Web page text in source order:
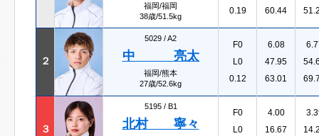
福岡/福岡
38歳/51.5kg
0.19
60.44
２
5029 /A2
中 亮太
福岡/熊本
27歳/52.6kg
F0
L0
0.12
6.08
47.95
63.01
３
5195 / B1
北村 寧々
F0
L0
4.00
16.67